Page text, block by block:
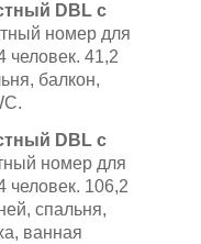
DBL с
номер для
человек. 41,2
балкон,
DBL с
номер для
человек. 106,2
спальня,
ванная